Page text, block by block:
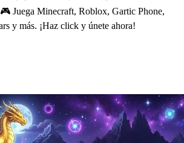
Juega Minecraft, Roblox, Gartic Phone,
y más. ¡Haz click y únete ahora!